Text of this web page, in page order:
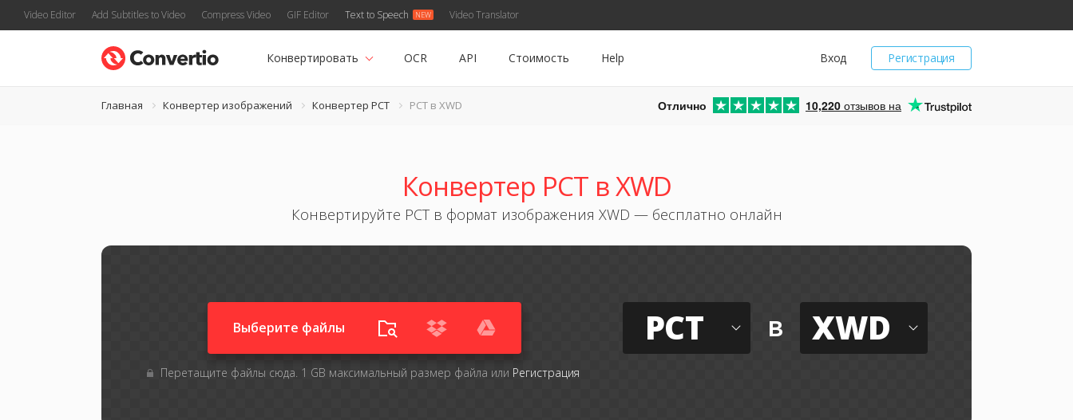
Video Editor Add Subtitles to Video Compress Video GIF Editor Text to Speech Video Translator
Регистрация
Вход
Конвертировать OCR API Стоимость Help
Главная Конвертер изображений Конвертер PCT PCT в XWD Отлично 10,220 отзывов на
Конвертер PCT в XWD
Конвертируйте PCT в формат изображения XWD — бесплатно онлайн
Выберите файлы
Перетащите файлы сюда. 1 GB максимальный размер файла или Регистрация
PCT в XWD